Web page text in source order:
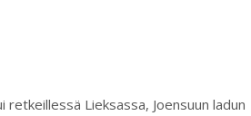
retkeillessä Lieksassa, Joensuun ladun